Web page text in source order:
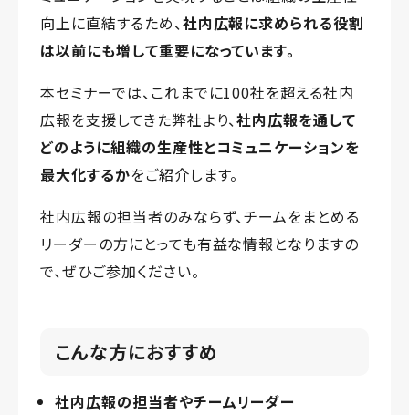
向上に直結するため、社内広報に求められる役割
は以前にも増して重要になっています。
本セミナーでは、これまでに100社を超える社内
広報を支援してきた弊社より、社内広報を通して
どのように組織の生産性とコミュニケーションを
最大化するかをご紹介します。
社内広報の担当者のみならず、チームをまとめる
リーダーの方にとっても有益な情報となりますの
で、ぜひご参加ください。
こんな方におすすめ
社内広報の担当者やチームリーダー